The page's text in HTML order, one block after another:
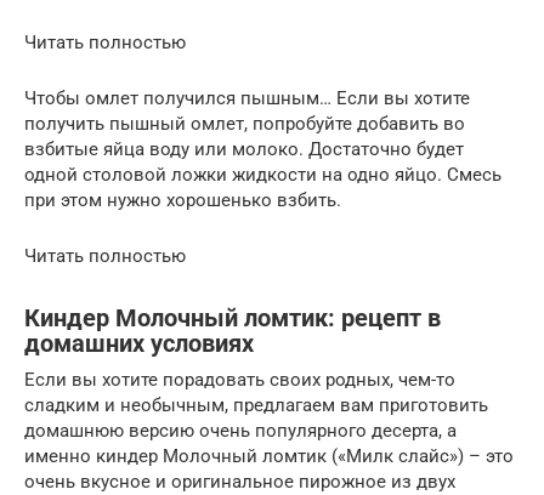
Читать полностью
Чтобы омлет получился пышным… Если вы хотите
получить пышный омлет, попробуйте добавить во
взбитые яйца воду или молоко. Достаточно будет
одной столовой ложки жидкости на одно яйцо. Смесь
при этом нужно хорошенько взбить.
Читать полностью
Киндер Молочный ломтик: рецепт в
домашних условиях
Если вы хотите порадовать своих родных, чем-то
сладким и необычным, предлагаем вам приготовить
домашнюю версию очень популярного десерта, а
именно киндер Молочный ломтик («Милк слайc») – это
очень вкусное и оригинальное пирожное из двух